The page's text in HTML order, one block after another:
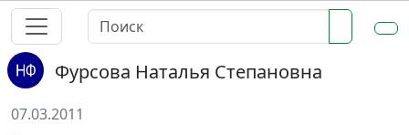
Фурсова Наталья Степановна
07.03.2011